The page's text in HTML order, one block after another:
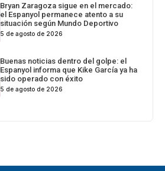
Bryan Zaragoza sigue en el mercado:
el Espanyol permanece atento a su
situación según Mundo Deportivo
5 de agosto de 2026
Buenas noticias dentro del golpe: el
Espanyol informa que Kike García ya ha
sido operado con éxito
5 de agosto de 2026